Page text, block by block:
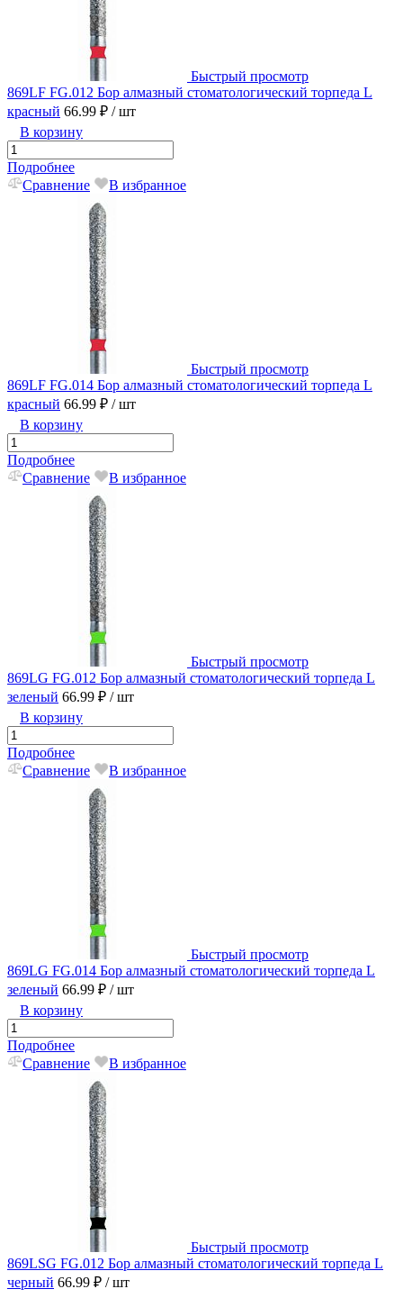
Быстрый просмотр
869LF FG.012 Бор алмазный стоматологический торпеда L
красный 66.99 ₽ / шт
В корзину
Подробнее
Сравнение
В избранное
Быстрый просмотр
869LF FG.014 Бор алмазный стоматологический торпеда L
красный 66.99 ₽ / шт
В корзину
Подробнее
Сравнение
В избранное
Быстрый просмотр
869LG FG.012 Бор алмазный стоматологический торпеда L
зеленый 66.99 ₽ / шт
В корзину
Подробнее
Сравнение
В избранное
Быстрый просмотр
869LG FG.014 Бор алмазный стоматологический торпеда L
зеленый 66.99 ₽ / шт
В корзину
Подробнее
Сравнение
В избранное
Быстрый просмотр
869LSG FG.012 Бор алмазный стоматологический торпеда L
черный 66.99 ₽ / шт